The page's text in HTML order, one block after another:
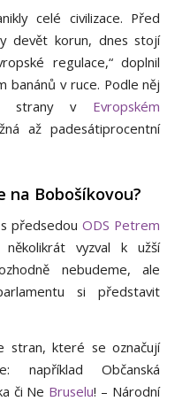
celé civilizace. Před
devět korun, dnes stojí
regulace,“ doplnil
banánů v ruce. Podle něj
strany v Evropském
až padesátiprocentní
na Bobošíkovou?
s předsedouODS Petrem
vyzval k užší
nebudeme, ale
si představit
stran, které se označují
například Občanská
či Ne Bruselu! – Národní